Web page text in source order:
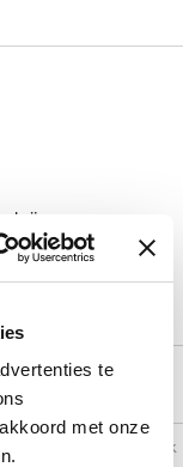
te
met onze
van een
Vergelijk